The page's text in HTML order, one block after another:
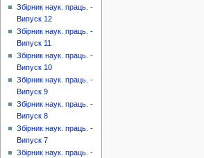
Збірник наук. праць. -
Випуск 12
Збірник наук. праць. -
Випуск 11
Збірник наук. праць. -
Випуск 10
Збірник наук. праць. -
Випуск 9
Збірник наук. праць. -
Випуск 8
Збірник наук. праць. -
Випуск 7
Збірник наук. праць. -